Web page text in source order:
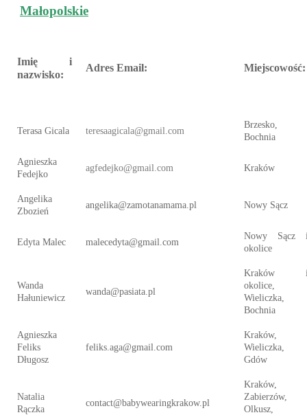
Małopolskie
Imię i
nazwisko:
Adres Email: Miejscowość:
Terasa Gicala teresaagicala@gmail.com
Brzesko,
Bochnia
Agnieszka
Fedejko
agfedejko@gmail.com Kraków
Angelika
Zbozień
angelika@zamotanamama.pl Nowy Sącz
Edyta Malec malecedyta@gmail.com
Nowy Sącz
okolice
Wanda
Hałuniewicz
wanda@pasiata.pl
Kraków
okolice,
Wieliczka,
Bochnia
Agnieszka
Feliks
Długosz
feliks.aga@gmail.com
Kraków,
Wieliczka,
Gdów
Natalia
Rączka
contact@babywearingkrakow.pl
Kraków,
Zabierzów,
Olkusz,